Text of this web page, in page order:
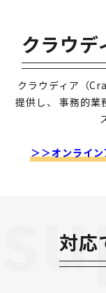
クラウデ
クラウディア（
提供し、
事務的業
＞＞オンライ
対応